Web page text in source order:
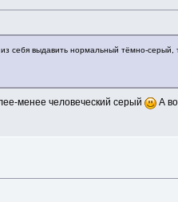
себя выдавить нормальный тёмно-серый,
менее человеческий серый А